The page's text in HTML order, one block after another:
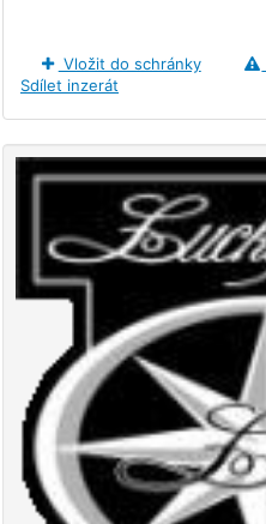
Vložit do schránky
Sdílet inzerát